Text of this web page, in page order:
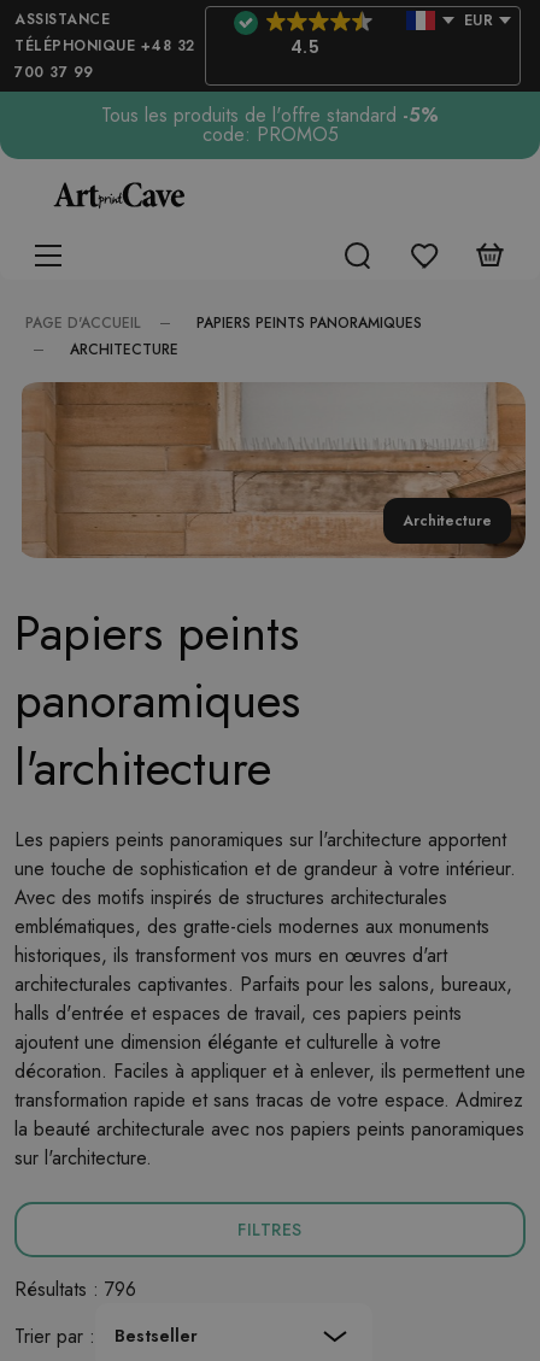
ASSISTANCE
TÉLÉPHONIQUE +48 32
700 37 99
4.5
EUR
Tous les produits de l'offre standard -5%
code: PROMO5
PAGE D'ACCUEIL
PAPIERS PEINTS PANORAMIQUES
ARCHITECTURE
Architecture
Papiers peints
panoramiques
l'architecture
Les papiers peints panoramiques sur l'architecture apportent
une touche de sophistication et de grandeur à votre intérieur.
Avec des motifs inspirés de structures architecturales
emblématiques, des gratte-ciels modernes aux monuments
historiques, ils transforment vos murs en œuvres d'art
architecturales captivantes. Parfaits pour les salons, bureaux,
halls d'entrée et espaces de travail, ces papiers peints
ajoutent une dimension élégante et culturelle à votre
décoration. Faciles à appliquer et à enlever, ils permettent une
transformation rapide et sans tracas de votre espace. Admirez
la beauté architecturale avec nos papiers peints panoramiques
sur l'architecture.
FILTRES
Résultats : 796
Trier par :
Bestseller